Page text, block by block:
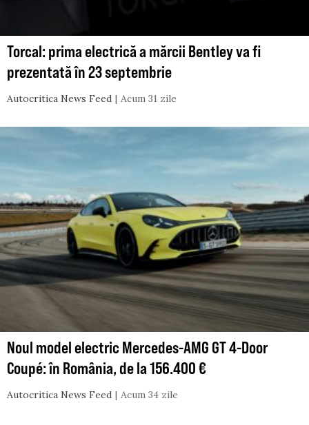
Torcal: prima electrică a mărcii Bentley va fi
prezentată în 23 septembrie
Autocritica News Feed Acum 31 zile
Noul model electric Mercedes-AMG GT 4-Door
Coupé: în România, de la 156.400 €
Autocritica News Feed Acum 34 zile